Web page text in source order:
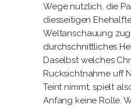
Wege nutzlich, die
diesseitigen
Weltanschauung
durchschnittliches
Daselbst welches
Rucksichtnahme uff
Teint nimmt, spielt
Anfang keine Rolle.